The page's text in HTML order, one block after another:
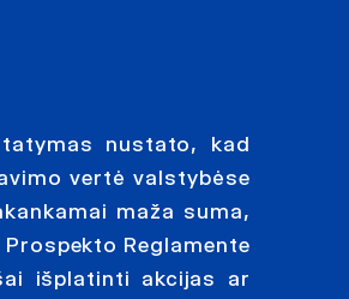
nustato, kad
vertė valstybėse
maža suma,
Reglamente
išplatinti akcijas ar